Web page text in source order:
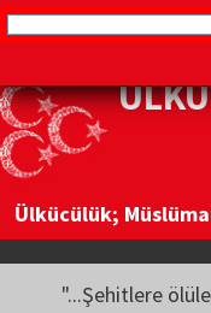
Ülkücülük;
"...Şehitlere